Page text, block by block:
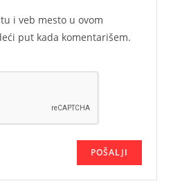
i veb mesto u ovom
put kada komentarišem.